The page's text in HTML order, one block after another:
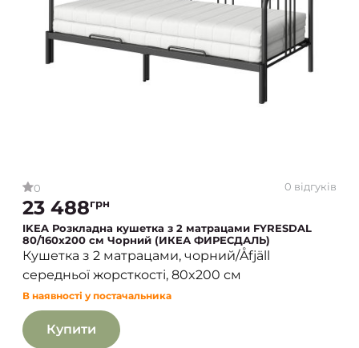
0 0 відгуків
23 488грн
IKEA Розкладна кушетка з 2 матрацами FYRESDAL
80/160x200 см Чорний (ИКЕА ФИРЕСДАЛЬ)
Кушетка з 2 матрацами, чорний/Åfjäll
середньої жорсткості, 80x200 см
В наявності у постачальника
Купити